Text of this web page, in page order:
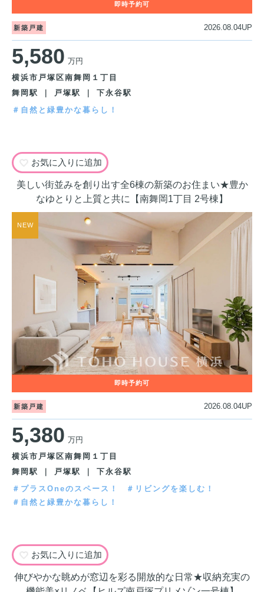
新築戸建 2026.08.04UP
5,580 万円
横浜市戸塚区南舞岡１丁目
舞岡駅 ｜ 戸塚駅 ｜ 下永谷駅
＃自然と緑豊かな暮らし！
お気に入りに追加
美しい街並みを創り出す全6棟の新築のお住まい★豊か
なゆとりと上質と共に【南舞岡1丁目 2号棟】
新築戸建 2026.08.04UP
5,380 万円
横浜市戸塚区南舞岡１丁目
舞岡駅 ｜ 戸塚駅 ｜ 下永谷駅
＃プラスOneのスペース！
＃リビングを楽しむ！
＃自然と緑豊かな暮らし！
お気に入りに追加
伸びやかな眺めが窓辺を彩る開放的な日常★収納充実の